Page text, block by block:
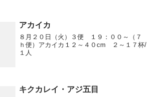
アカイカ
８月２０日（火）３便 １９：００～（７
ｈ便）アカイカ１２～４０cm ２～１７杯/
１人
キクカレイ・アジ五目